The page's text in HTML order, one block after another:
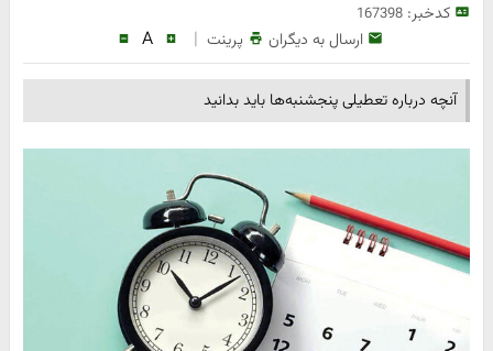
کدخبر:167398
ارسال به دیگران پرینت |
A
آنچه درباره تعطیلی پنجشنبه‌ها باید بدانید